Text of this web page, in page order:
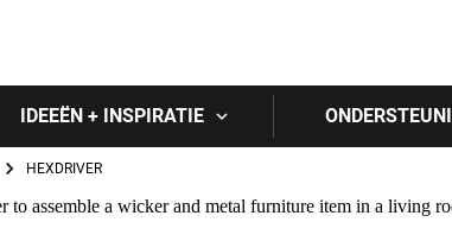
IDEEËN + INSPIRATIE
HEXDRIVER